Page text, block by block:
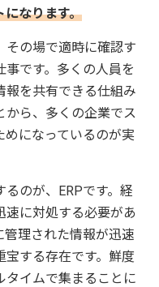
になります。
その場で適時に確認す
です。多くの人員を
報を共有できる仕組み
から、多くの企業でス
めになっているのが実
のが、ERPです。経
速に対処する必要があ
管理された情報が迅速
宝する存在です。鮮度
タイムで集まることに